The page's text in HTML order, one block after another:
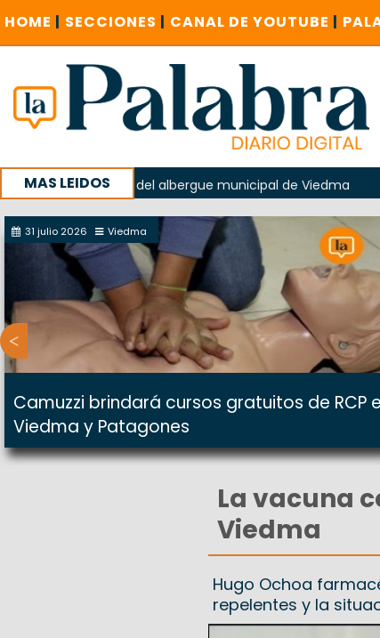
HOME | SECCIONES | CANAL DE YOUTUBE |
MAS LEIDOS
explosión del albergue municipal de Viedma La
con un encuentro provincial en Roca
31 julio 2026 Viedma
Camuzzi brindará cursos gratuitos de RCP
Viedma y Patagones
La vacuna
Viedma
Hugo Ochoa
repelentes y la